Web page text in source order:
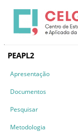
PEAPL2
Apresentação
Documentos
Pesquisar
Metodologia